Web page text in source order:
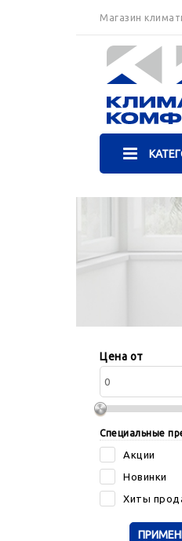
Магазин
Сортировать
по:
Цена от
Специальные
Акции
Новинки
Хиты